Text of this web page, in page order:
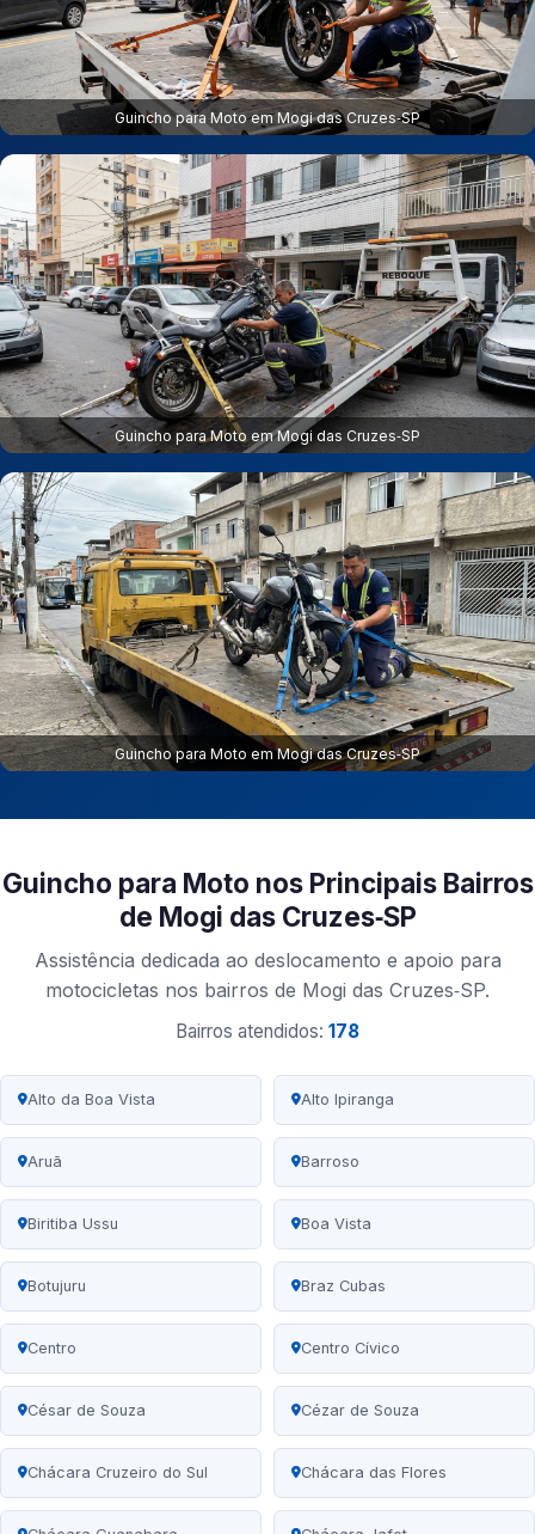
Guincho para Moto em Mogi das Cruzes‑SP
Guincho para Moto em Mogi das Cruzes‑SP
Guincho para Moto em Mogi das Cruzes‑SP
Guincho para Moto nos Principais Bairros
de Mogi das Cruzes‑SP
Assistência dedicada ao deslocamento e apoio para
motocicletas nos bairros de Mogi das Cruzes‑SP.
Bairros atendidos: 178
Alto da Boa Vista Alto Ipiranga
Aruã Barroso
Biritiba Ussu Boa Vista
Botujuru Braz Cubas
Centro Centro Cívico
César de Souza Cézar de Souza
Chácara Cruzeiro do Sul Chácara das Flores